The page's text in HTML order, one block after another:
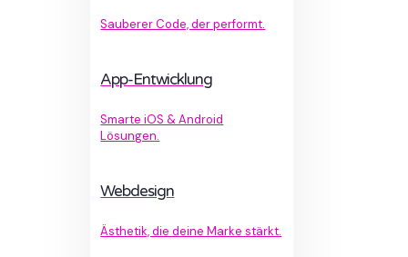
Sauberer Code, der performt.
App-Entwicklung
Smarte iOS & Android
Lösungen.
Webdesign
Ästhetik, die deine Marke stärkt.